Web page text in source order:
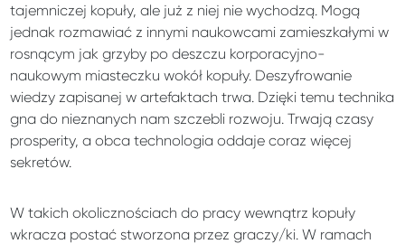
tajemniczej kopuły, ale już z niej nie wychodzą. Mogą
jednak rozmawiać z innymi naukowcami zamieszkałymi w
rosnącym jak grzyby po deszczu korporacyjno-
naukowym miasteczku wokół kopuły. Deszyfrowanie
wiedzy zapisanej w artefaktach trwa. Dzięki temu technika
gna do nieznanych nam szczebli rozwoju. Trwają czasy
prosperity, a obca technologia oddaje coraz więcej
sekretów.
W takich okolicznościach do pracy wewnątrz kopuły
wkracza postać stworzona przez graczy/ki. W ramach